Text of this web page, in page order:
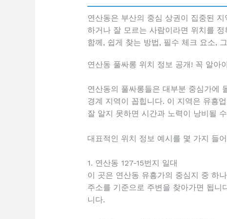
연산동은 부산의 중심 상권이 집중된
하거나 잘 모르는 사람이라면 위치를
함께, 쉽게 찾는 방법, 필수 체크 요소,
연산동 풀싸롱 위치 정보 공개! 꼭 알아
연산동의 풀싸롱들은 대부분 중심가에
경계 지역이 꼽힙니다. 이 지역은 유흥
잘 알지 못하면 시간과 노력이 낭비될
대표적인 위치 정보 예시를 몇 가지 들
1. 연산동 127-15번지 일대
이 곳은 연산동 유흥가의 중심지 중 하
주소를 기준으로 주변을 찾아가면 됩
니다.